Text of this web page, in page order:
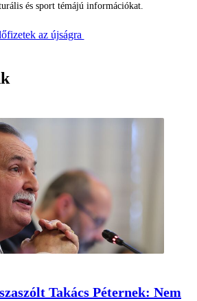
és sport témájú információkat.
az újságra
Takács Péternek: Nem